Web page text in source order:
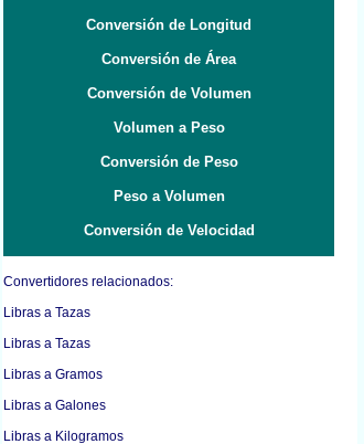
Conversión de Longitud
Conversión de Área
Conversión de Volumen
Volumen a Peso
Conversión de Peso
Peso a Volumen
Conversión de Velocidad
Convertidores relacionados:
Libras a Tazas
Libras a Tazas
Libras a Gramos
Libras a Galones
Libras a Kilogramos